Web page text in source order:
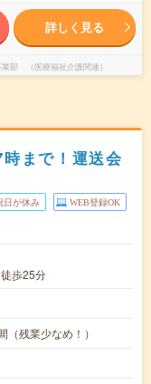
詳しく見る
部 （医療福祉介護関連）
まで！運送会
日が休み WEB登録OK
歩25分
残業少なめ！）